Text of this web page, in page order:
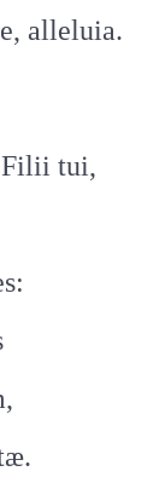
alleluia.
Filii tui,